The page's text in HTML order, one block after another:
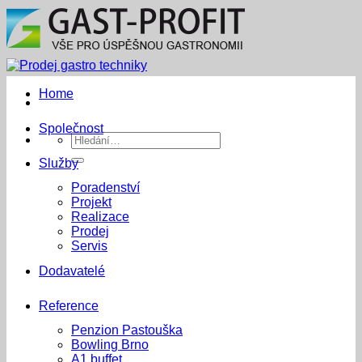
Přeskočit
na
obsah
Hledat:
Home
Společnost
Služby
Poradenství
Projekt
Realizace
Prodej
Servis
Dodavatelé
Reference
Penzion Pastouška
Bowling Brno
A1 buffet